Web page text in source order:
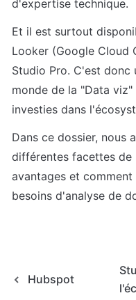
d'expertise technique.
Et il est surtout
Looker (Google Cloud
Studio Pro. C'est donc
monde de la "Data
investies dans
Dans ce dossier, nous
différentes facettes de
avantages et
besoins d'analyse de
Hubspot